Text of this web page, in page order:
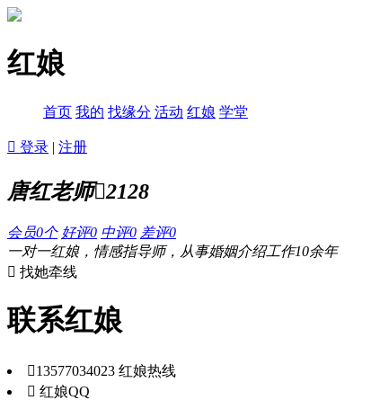
红娘
首页 我的 找缘分 活动 红娘 学堂
 登录 | 注册
唐红老师2128
会员0个 好评0 中评0 差评0
一对一红娘，情感指导师，从事婚姻介绍工作10余年
 找她牵线
联系红娘
13577034023 红娘热线
 红娘QQ